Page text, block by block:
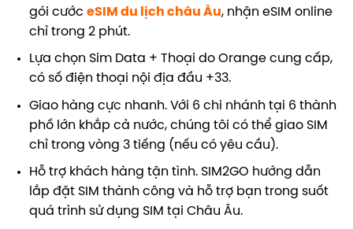
gói cước eSIM du lịch châu Âu, nhận eSIM online
chỉ trong 2 phút.
Lựa chọn Sim Data + Thoại do Orange cung cấp,
có số điện thoại nội địa đầu +33.
Giao hàng cực nhanh. Với 6 chi nhánh tại 6 thành
phố lớn khắp cả nước, chúng tôi có thể giao SIM
chỉ trong vòng 3 tiếng (nếu có yêu cầu).
Hỗ trợ khách hàng tận tình. SIM2GO hướng dẫn
lắp đặt SIM thành công và hỗ trợ bạn trong suốt
quá trình sử dụng SIM tại Châu Âu.